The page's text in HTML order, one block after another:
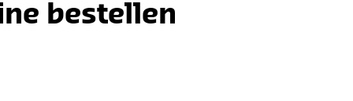
bestellen